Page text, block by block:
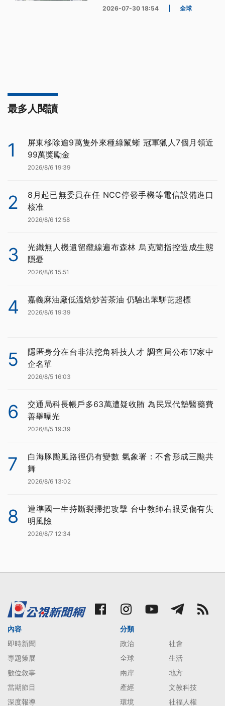
2026-07-30 18:54 全球
最多人閱讀
1
屏東移除逾9萬隻外來種綠鬣蜥 冠軍獵人7個月領近
99萬獎勵金
2026/8/6 19:39
2
8月起已無委員在任 NCC停發手機等電信設備進口
核准
2026/8/6 12:58
3
光纖無人機遺留纜線遍布森林 烏克蘭指控造成生態
隱憂
2026/8/6 15:51
4 嘉義麻油廠低溫焙炒苦茶油 仍驗出苯駢芘超標
2026/8/6 19:39
5
隱匿身分在台非法挖角科技人才 調查局公布17家中
企名單
2026/8/5 16:03
6
交通局科長帳戶多63萬遭疑收賄 為民眾代墊醫藥費
善舉曝光
2026/8/5 19:39
7
白海豚颱風路徑仍有變數 氣象署：不會形成三颱共
舞
2026/8/6 13:02
8
遭準國一生持斷裂掃把攻擊 台中教師右眼受傷有失
明風險
2026/8/7 12:34
內容
即時新聞
專題策展
數位敘事
當期節目
深度報導
分類
政治
社會
全球
生活
兩岸
地方
產經
文教科技
環境
社福人權